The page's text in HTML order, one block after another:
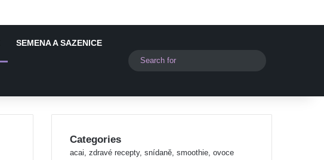
SEMENA A SAZENICE
Switch skin
Categories
acai, zdravé recepty, snídaně, smoothie, ovoce